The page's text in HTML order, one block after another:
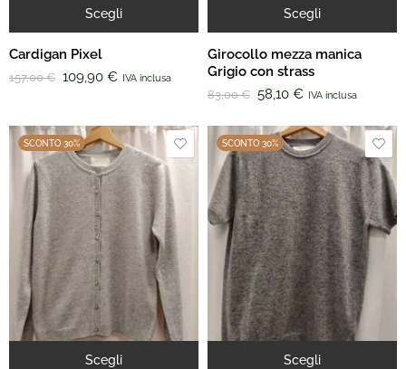
Scegli
Cardigan Pixel
157,00€ 109,90 € IVA inclusa
Scegli
Girocollo mezza manica
Grigio con strass
83,00€ 58,10 € IVA inclusa
SCONTO 30%
Scegli
SCONTO 30%
Scegli